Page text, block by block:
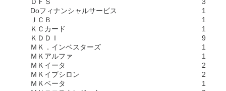
Doフィナンシャルサービス
1
ＪＣＢ
1
ＫＣカード
1
ＫＤＤＩ
9
ＭＫ．インベスターズ
1
ＭＫアルファ
1
ＭＫイータ
2
ＭＫイプシロン
2
ＭＫベータ
1